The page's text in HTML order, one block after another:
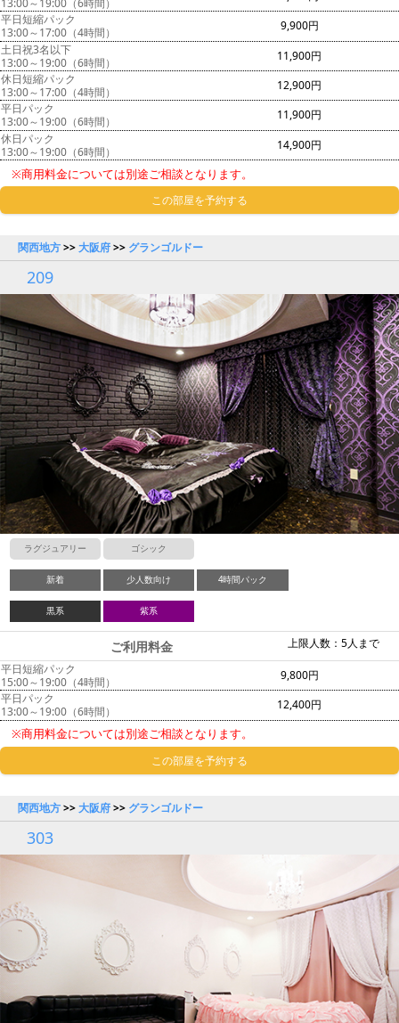
13:00～19:00（6時間）
平日短縮パック
13:00～17:00（4時間）
9,900円
土日祝3名以下
13:00～19:00（6時間）
11,900円
休日短縮パック
13:00～17:00（4時間）
12,900円
平日パック
13:00～19:00（6時間）
11,900円
休日パック
13:00～19:00（6時間）
14,900円
※商用料金については別途ご相談となります。
この部屋を予約する
関西地方>>大阪府>> グランゴルドー
209
ラグジュアリー ゴシック
新着 少人数向け 4時間パック
黒系 紫系
上限人数：5人まで
ご利用料金
平日短縮パック
15:00～19:00（4時間）
9,800円
平日パック
13:00～19:00（6時間）
12,400円
※商用料金については別途ご相談となります。
この部屋を予約する
関西地方>>大阪府>> グランゴルドー
303